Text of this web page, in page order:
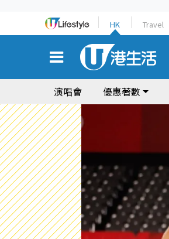
HK Travel
演唱會 優惠著數